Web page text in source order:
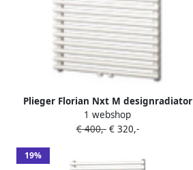
Plieger Florian Nxt M designradiator
enkel horizontaal met
middenaansluiting 722x500mm 391W
1 webshop
€ 400,-€ 320,-
19%